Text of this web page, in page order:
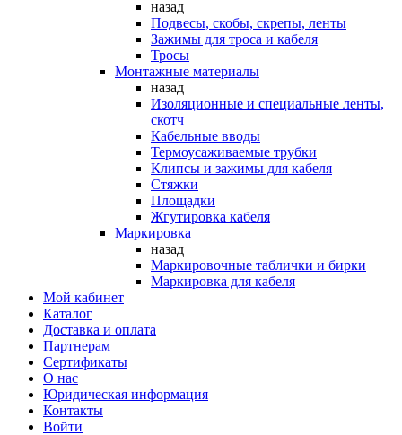
назад
Подвесы, скобы, скрепы, ленты
Зажимы для троса и кабеля
Тросы
Монтажные материалы
назад
Изоляционные и специальные ленты,
скотч
Кабельные вводы
Термоусаживаемые трубки
Клипсы и зажимы для кабеля
Стяжки
Площадки
Жгутировка кабеля
Маркировка
назад
Маркировочные таблички и бирки
Маркировка для кабеля
Мой кабинет
Каталог
Доставка и оплата
Партнерам
Сертификаты
О нас
Юридическая информация
Контакты
Войти